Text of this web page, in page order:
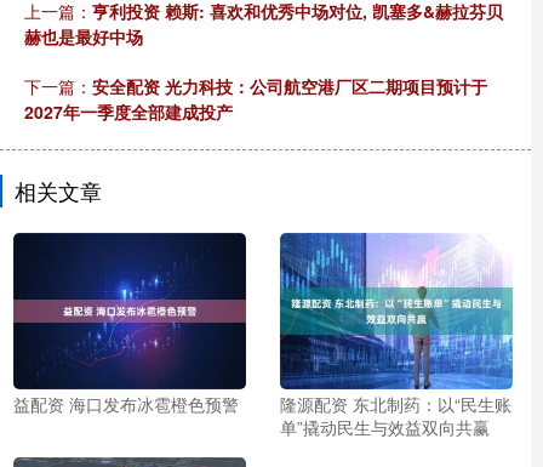
上一篇： 亨利投资 赖斯: 喜欢和优秀中场对位, 凯塞多&赫拉芬贝
赫也是最好中场
下一篇： 安全配资 光力科技：公司航空港厂区二期项目预计于
2027年一季度全部建成投产
相关文章
益配资 海口发布冰雹橙色预警
隆源配资 东北制药：以“民生账
单”撬动民生与效益双向共赢